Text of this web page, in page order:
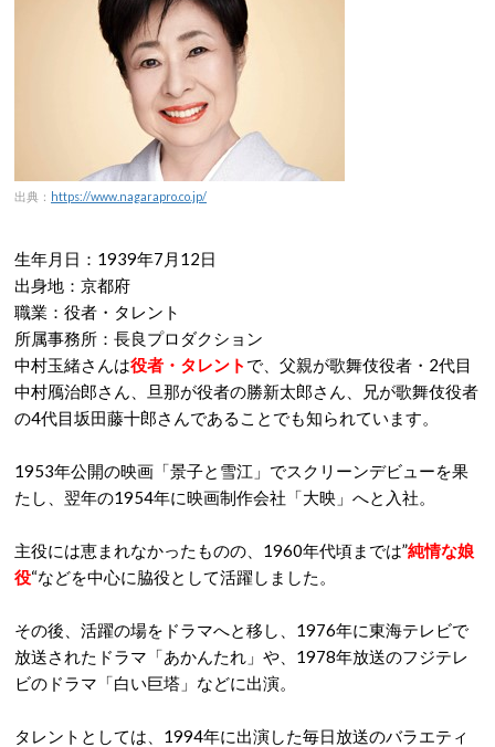
出典： https://www.nagarapro.co.jp/
生年月日：1939年7月12日
出身地：京都府
職業：役者・タレント
所属事務所：長良プロダクション
中村玉緒さんは役者・タレント で、父親が歌舞伎役者・2代目
中村鴈治郎さん、旦那が役者の勝新太郎さん、兄が歌舞伎役者
の4代目坂田藤十郎さんであることでも知られています。
1953年公開の映画「景子と雪江」でスクリーンデビューを果
たし、翌年の1954年に映画制作会社「大映」へと入社。
主役には恵まれなかったものの、1960年代頃までは”純情な娘
役“などを中心に脇役として活躍しました。
その後、活躍の場をドラマへと移し、1976年に東海テレビで
放送されたドラマ「あかんたれ」や、1978年放送のフジテレ
ビのドラマ「白い巨塔」などに出演。
タレントとしては、1994年に出演した毎日放送のバラエティ